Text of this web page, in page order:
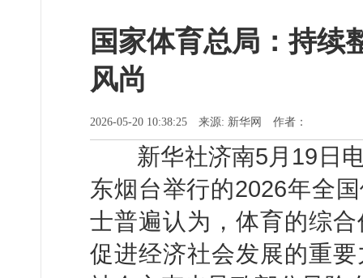
国家体育总局：持续
风尚
2026-05-20 10:38:25 来源: 新华网 作者：
新华社济南5月19日电
东烟台举行的2026年全
士普遍认为，体育的综
促进经济社会发展的重